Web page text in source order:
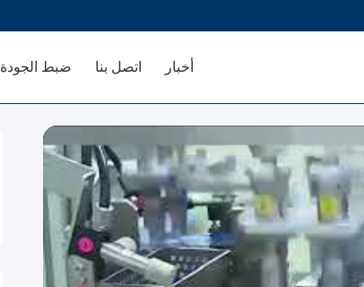
ضبط الجودة اتصل بنا أخبار